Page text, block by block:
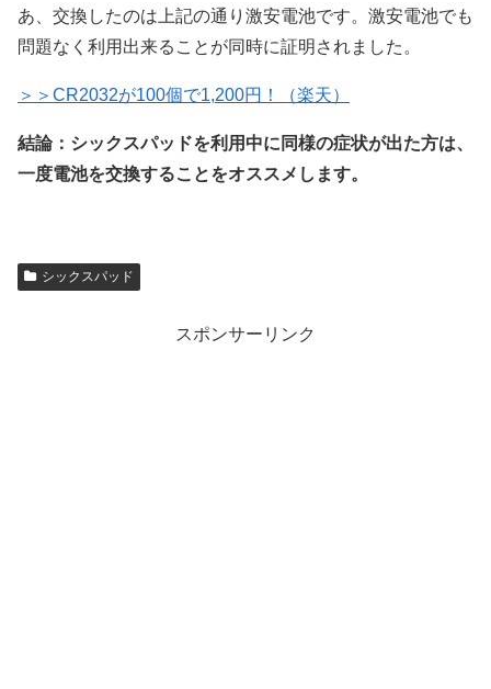
あ、交換したのは上記の通り激安電池です。激安電池でも
問題なく利用出来ることが同時に証明されました。
＞＞CR2032が100個で1,200円！（楽天）
結論：シックスパッドを利用中に同様の症状が出た方は、
一度電池を交換することをオススメします。
シックスパッド
スポンサーリンク